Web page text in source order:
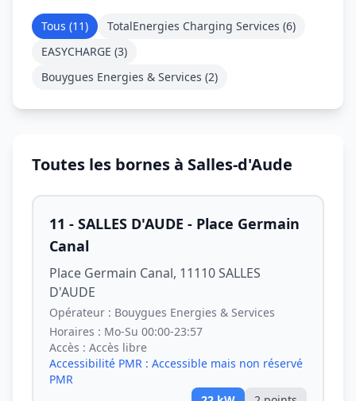
Tous (11) TotalEnergies Charging Services (6)
EASYCHARGE (3)
Bouygues Energies & Services (2)
Toutes les bornes à Salles-d'Aude
11 - SALLES D'AUDE - Place Germain
Canal
Place Germain Canal, 11110 SALLES
D'AUDE
Opérateur : Bouygues Energies & Services
Horaires : Mo-Su 00:00-23:57
Accès : Accès libre
Accessibilité PMR : Accessible mais non réservé
PMR